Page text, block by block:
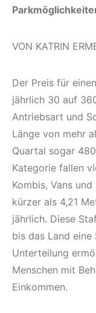
VON KATRIN
Der Preis für
jährlich 30 auf
Antriebsart und
Länge von mehr
Quartal sogar
Kategorie fallen
Kombis, Vans
kürzer als 4,21
jährlich. Diese
bis das Land
Unterteilung
Menschen mit
Einkommen.